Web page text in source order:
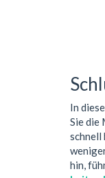
In
Sie die
schnell
hin,